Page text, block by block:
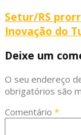
Setur/RS
Inovação do
Deixe um
O seu endereço
obrigatórios são
Comentário *